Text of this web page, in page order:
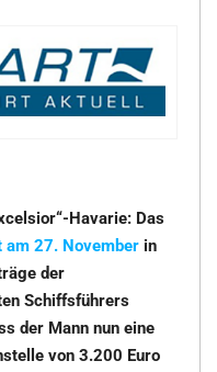
Havarie: Das
am 27. November in
der
Schiffsführers
der Mann nun eine
von 3.200 Euro